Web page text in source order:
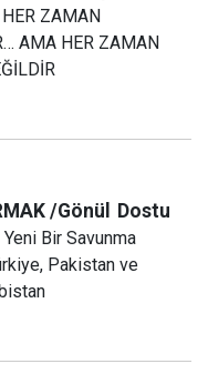
ZAMAN
AMA HER ZAMAN
/Gönül Dostu
Yeni Bir Savunma
Pakistan ve